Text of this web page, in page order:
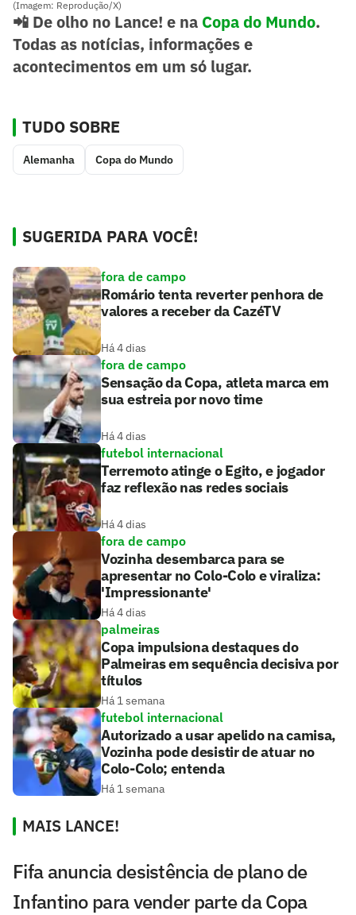
(Imagem: Reprodução/X)
📲 De olho no Lance! e na Copa do Mundo.
Todas as notícias, informações e
acontecimentos em um só lugar.
TUDO SOBRE
Alemanha Copa do Mundo
SUGERIDA PARA VOCÊ!
fora de campo
Romário tenta reverter penhora de
valores a receber da CazéTV
Há 4 dias
fora de campo
Sensação da Copa, atleta marca em
sua estreia por novo time
Há 4 dias
futebol internacional
Terremoto atinge o Egito, e jogador
faz reflexão nas redes sociais
Há 4 dias
fora de campo
Vozinha desembarca para se
apresentar no Colo-Colo e viraliza:
'Impressionante'
Há 4 dias
palmeiras
Copa impulsiona destaques do
Palmeiras em sequência decisiva por
títulos
Há 1 semana
futebol internacional
Autorizado a usar apelido na camisa,
Vozinha pode desistir de atuar no
Colo-Colo; entenda
Há 1 semana
MAIS LANCE!
Fifa anuncia desistência de plano de
Infantino para vender parte da Copa